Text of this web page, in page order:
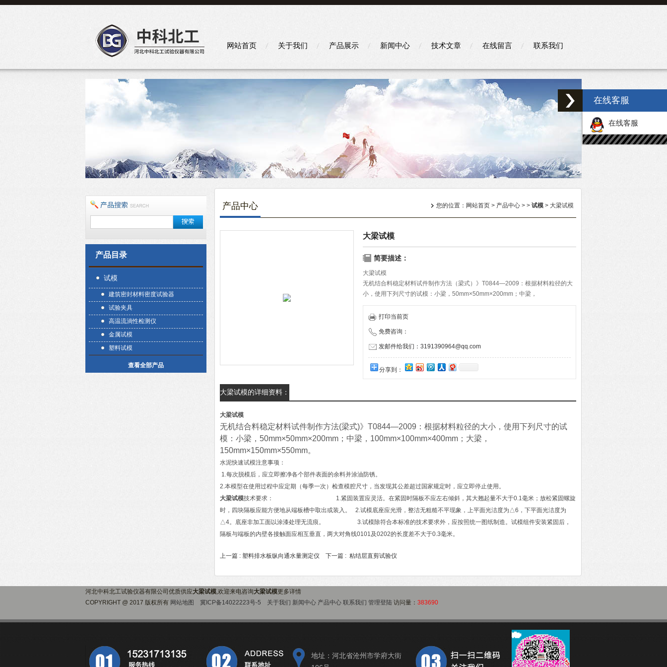
网站首页 关于我们 产品展示 新闻中心 技术文章 在线留言 联系我们
产品目录
试模
建筑密封材料密度试验器
试验夹具
高温流淌性检测仪
金属试模
塑料试模
查看全部产品
产品中心 您的位置： 网站首页 > 产品中心 > > 试模 > 大梁试模
大梁试模
简要描述：
大梁试模
无机结合料稳定材料试件制作方法（梁式）》T0844―2009：根据材料粒径的大
小，使用下列尺寸的试模：小梁，50mm×50mm×200mm；中梁，
100mm×100mm×400mm；大梁，150mm×150mm×550mm。
打印当前页
免费咨询：
发邮件给我们：3191390964@qq.com
分享到：
大梁试模的详细资料：
大梁试模
无机结合料稳定材料试件制作方法(梁式)》T0844―2009：根据材料粒径的大小，使用下列尺寸的试
模：小梁，50mm×50mm×200mm；中梁，100mm×100mm×400mm；大梁，
150mm×150mm×550mm。
水泥快速试模注意事项：
1.每次脱模后，应立即擦净各个部件表面的余料并涂油防锈。
2.本模型在使用过程中应定期（每季一次）检查模腔尺寸，当发现其公差超过国家规定时，应立即停止使用。
大梁试模技术要求： 1.紧固装置应灵活。在紧固时隔板不应左右倾斜，其大翘起量不大于0.1毫米；放松紧固螺旋
时，四块隔板应能方便地从端板槽中取出或装入。 2.试模底座应光滑，整洁无粗糙不平现象，上平面光洁度为△6，下平面光洁度为
△4。底座非加工面以涂漆处理无流痕。 3.试模除符合本标准的技术要求外，应按照统一图纸制造。试模组件安装紧固后，
隔板与端板的内壁各接触面应相互垂直，两大对角线0101及0202的长度差不大于0.3毫米。
上一篇 : 塑料排水板纵向通水量测定仪 下一篇 : 粘结层直剪试验仪
河北中科北工试验仪器有限公司优质供应大梁试模,欢迎来电咨询大梁试模更多详情
COPYRIGHT @ 2017 版权所有 网站地图 冀ICP备14022223号-5 关于我们 新闻中心 产品中心 联系我们 管理登陆 访问量： 383690
地址：河北省沧州市学府大街
在线客服
在线客服